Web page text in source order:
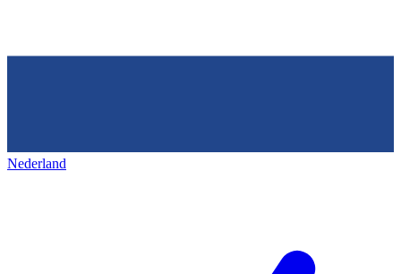
Nederland